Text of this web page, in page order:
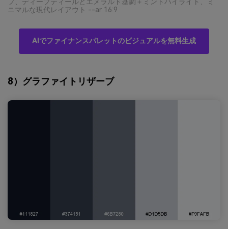
ニマルな現代レイアウト --ar 16:9
AIでファイナンスパレットのビジュアルを無料生成
8）グラファイトリザーブ